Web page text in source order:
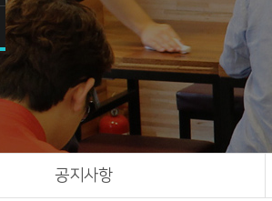
공지사항